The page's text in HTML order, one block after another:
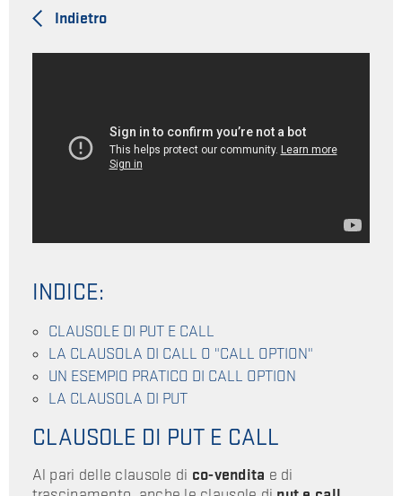
Indietro
INDICE:
CLAUSOLE DI PUT E CALL
LA CLAUSOLA DI CALL O "CALL OPTION"
UN ESEMPIO PRATICO DI CALL OPTION
LA CLAUSOLA DI PUT
CLAUSOLE DI PUT E CALL
Al pari delle clausole di co-vendita e di